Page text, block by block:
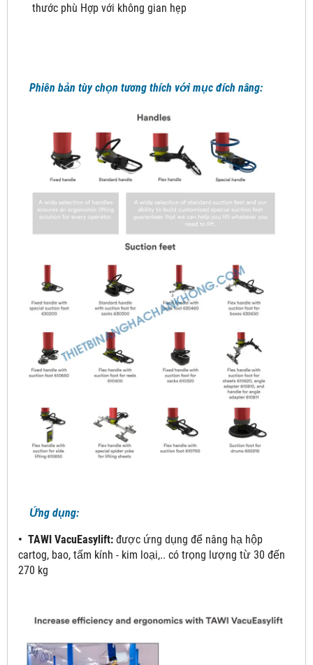
thước phù Hợp với không gian hẹp
Phiên bản tùy chọn tương thích với mục đích nâng:
Ứng dụng:
• TAWI VacuEasylift: được ứng dụng để nâng hạ hộp
cartog, bao, tấm kính - kim loại,.. có trọng lượng từ 30 đến
270 kg